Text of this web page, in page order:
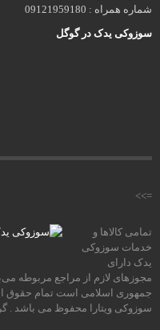
شماره همراه : 09121959180
سوزوکی یدک در گوگل
=>>
تمامی كالاها و
خدمات سوزوکی
یدک دارای
مجوزهای لازم از مراجع مربوطه
جمهوری اسلامی است تمام حقوق
سوزوکی ویتارا محفوظ می باشد . گروه